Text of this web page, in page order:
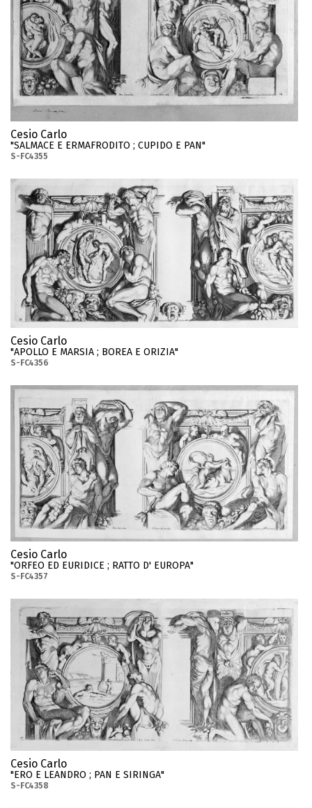
Cesio Carlo
"SALMACE E ERMAFRODITO ; CUPIDO E PAN"
S-FC4355
Cesio Carlo
"APOLLO E MARSIA ; BOREA E ORIZIA"
S-FC4356
Cesio Carlo
"ORFEO ED EURIDICE ; RATTO D' EUROPA"
S-FC4357
Cesio Carlo
"ERO E LEANDRO ; PAN E SIRINGA"
S-FC4358